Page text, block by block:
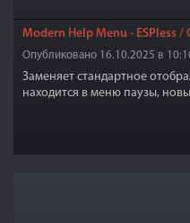
Modern Help Menu - ESPless
Опубликовано 16.10.2025 в
Заменяет стандартное
находится в меню паузы,